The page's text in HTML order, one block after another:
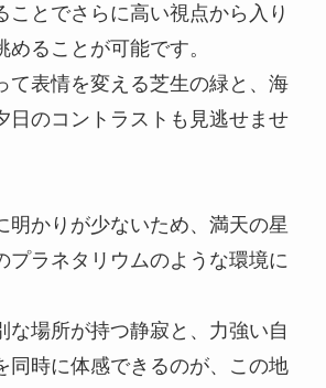
ことでさらに高い視点から入り
ることが可能です。
て表情を変える芝生の緑と、海
日のコントラストも見逃せませ
明かりが少ないため、満天の星
プラネタリウムのような環境に
な場所が持つ静寂と、力強い自
同時に体感できるのが、この地